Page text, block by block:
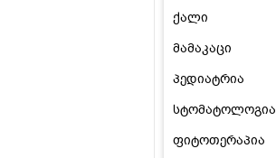
ქალი
მამაკაცი
პედიატრია
სტომატოლოგია
ფიტოთერაპია